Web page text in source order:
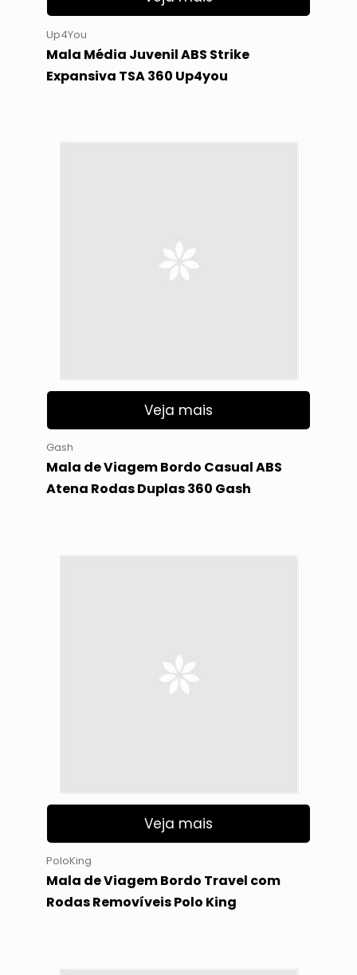
Up4You
Mala Média Juvenil ABS Strike
Expansiva TSA 360 Up4you
Veja mais
Gash
Mala de Viagem Bordo Casual ABS
Atena Rodas Duplas 360 Gash
Veja mais
PoloKing
Mala de Viagem Bordo Travel com
Rodas Removíveis Polo King